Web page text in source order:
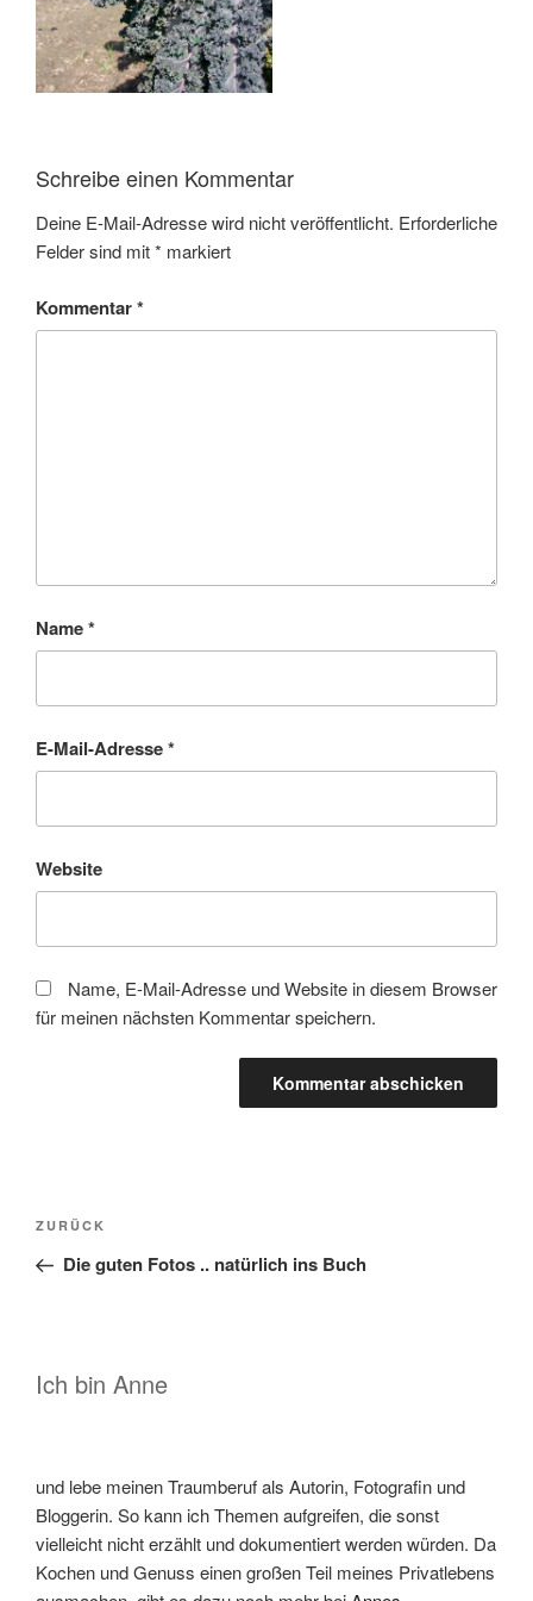
Schreibe einen Kommentar
Deine E-Mail-Adresse wird nicht veröffentlicht. Erforderliche
Felder sind mit* markiert
Kommentar*
Name*
E-Mail-Adresse*
Website
Name, E-Mail-Adresse und Website in diesem Browser
für meinen nächsten Kommentar speichern.
Beitragsnavigation
Vorheriger
Beitrag
ZURÜCK
Die guten Fotos .. natürlich ins Buch
Ich bin Anne
und lebe meinen Traumberuf als Autorin, Fotografin und
Bloggerin. So kann ich Themen aufgreifen, die sonst
vielleicht nicht erzählt und dokumentiert werden würden. Da
Kochen und Genuss einen großen Teil meines Privatlebens